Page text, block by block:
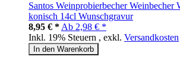
Santos Weinprobierbecher Weinbecher
konisch 14cl Wunschgravur
8,95 € * Ab 2,98 € *
Inkl. 19% Steuern , exkl. Versandkosten
In den Warenkorb